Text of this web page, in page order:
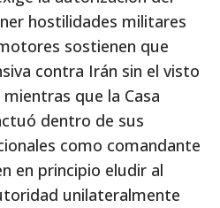
hostilidades militares
sostienen que
contra Irán sin el visto
que la Casa
dentro de sus
como comandante
en principio eludir al
unilateralmente